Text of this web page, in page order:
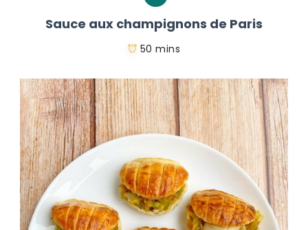
Sauce aux champignons de Paris
50 mins